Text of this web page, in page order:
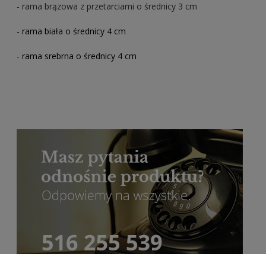
- rama brązowa z przetarciami o średnicy 3 cm
- rama biała o średnicy 4 cm
- rama srebrna o średnicy 4 cm